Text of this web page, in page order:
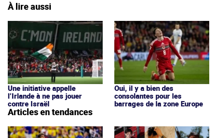
À lire aussi
Une initiative appelle
l’Irlande à ne pas jouer
contre Israël
Oui, il y a bien des
consolantes pour les
barrages de la zone Europe
Articles en tendances